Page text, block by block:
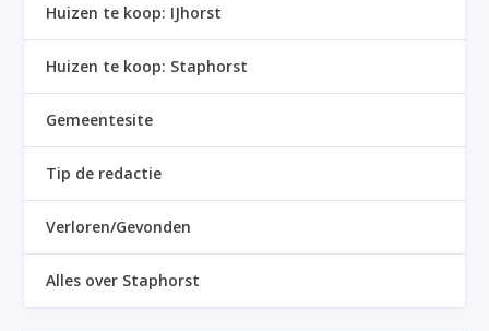
Huizen te koop: IJhorst
Huizen te koop: Staphorst
Gemeentesite
Tip de redactie
Verloren/Gevonden
Alles over Staphorst